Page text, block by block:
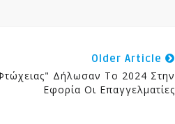
Older Article
Δήλωσαν Το 2024 Στην
Εφορία Οι Επαγγελματίες